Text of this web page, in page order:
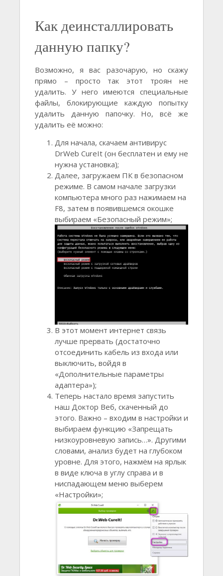
Как деинсталлировать
данную папку?
Возможно, я вас разочарую, но скажу
прямо – просто так этот троян не
удалить. У него имеются специальные
файлы, блокирующие каждую попытку
удалить данную папочку. Но, всё же
удалить её можно:
Для начала, скачаем антивирус
DrWeb CureIt (он бесплатен и ему не
нужна установка);
Далее, загружаем ПК в безопасном
режиме. В самом начале загрузки
компьютера много раз нажимаем на
F8, затем в появившемся окошке
выбираем «Безопасный режим»;
В этот момент интернет связь
лучше прервать (достаточно
отсоединить кабель из входа или
выключить, войдя в
«Дополнительные параметры
адаптера»);
Теперь настало время запустить
наш Доктор Веб, скаченный до
этого. Важно – входим в настройки и
выбираем функцию «Запрещать
низкоуровневую запись…». Другими
словами, анализ будет на глубоком
уровне. Для этого, нажмём на ярлык
в виде ключа в углу справа и в
ниспадающем меню выберем
«Настройки»;